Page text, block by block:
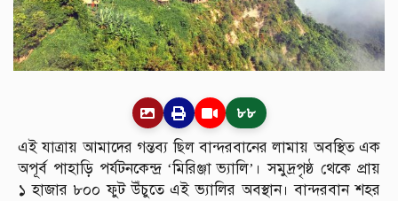
৮৮
এই যাত্রায় আমাদের গন্তব্য ছিল বান্দরবানের লামায় অবস্থিত এক
অপূর্ব পাহাড়ি পর্যটনকেন্দ্র ‘মিরিঞ্জা ভ্যালি’। সমুদ্রপৃষ্ঠ থেকে প্রায়
১ হাজার ৮০০ ফুট উঁচুতে এই ভ্যালির অবস্থান। বান্দরবান শহর